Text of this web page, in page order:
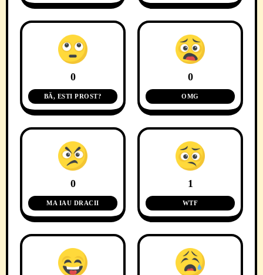
0
BĂ, ESTI PROST?
0
OMG
0
MA IAU DRACII
1
WTF